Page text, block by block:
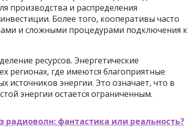
производства и распределения
Более того, кооперативы часто
и сложными процедурами подключения к
ресурсов. Энергетические
регионах, где имеются благоприятные
источников энергии. Это означает, что в
энергии остается ограниченным.
радиоволн: фантастика или реальность?